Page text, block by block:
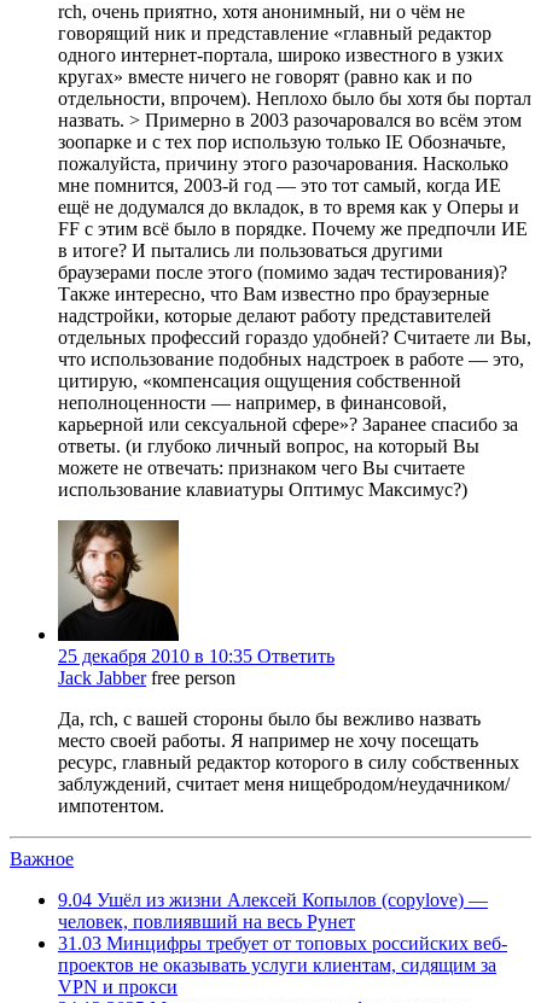
rch, очень приятно, хотя анонимный, ни о чём не
говорящий ник и представление «главный редактор
одного интернет-портала, широко известного в узких
кругах» вместе ничего не говорят (равно как и по
отдельности, впрочем). Неплохо было бы хотя бы портал
назвать. > Примерно в 2003 разочаровался во всём этом
зоопарке и с тех пор использую только IE Обозначьте,
пожалуйста, причину этого разочарования. Насколько
мне помнится, 2003-й год — это тот самый, когда ИЕ
ещё не додумался до вкладок, в то время как у Оперы и
FF с этим всё было в порядке. Почему же предпочли ИЕ
в итоге? И пытались ли пользоваться другими
браузерами после этого (помимо задач тестирования)?
Также интересно, что Вам известно про браузерные
надстройки, которые делают работу представителей
отдельных профессий гораздо удобней? Считаете ли Вы,
что использование подобных надстроек в работе — это,
цитирую, «компенсация ощущения собственной
неполноценности — например, в финансовой,
карьерной или сексуальной сфере»? Заранее спасибо за
ответы. (и глубоко личный вопрос, на который Вы
можете не отвечать: признаком чего Вы считаете
использование клавиатуры Оптимус Максимус?)
25 декабря 2010 в 10:35 Ответить
Jack Jabber free person
Да, rch, с вашей стороны было бы вежливо назвать
место своей работы. Я например не хочу посещать
ресурс, главный редактор которого в силу собственных
заблуждений, считает меня нищебродом/неудачником/
импотентом.
Важное
9.04 Ушёл из жизни Алексей Копылов (copylove) —
человек, повлиявший на весь Рунет
31.03 Минцифры требует от топовых российских веб-
проектов не оказывать услуги клиентам, сидящим за
VPN и прокси